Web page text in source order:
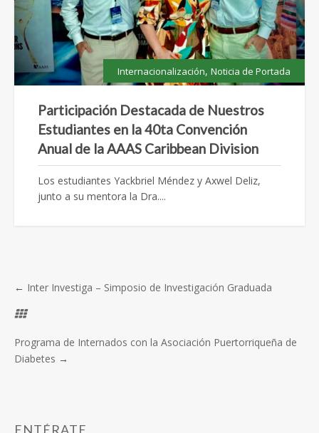
Internacionalización, Noticia de Portada
Participación Destacada de Nuestros
Estudiantes en la 40ta Convención
Anual de la AAAS Caribbean Division
Los estudiantes Yackbriel Méndez y Axwel Deliz,
junto a su mentora la Dra....
← Inter Investiga – Simposio de Investigación Graduada
Programa de Internados con la Asociación Puertorriqueña de
Diabetes →
ENTÉRATE